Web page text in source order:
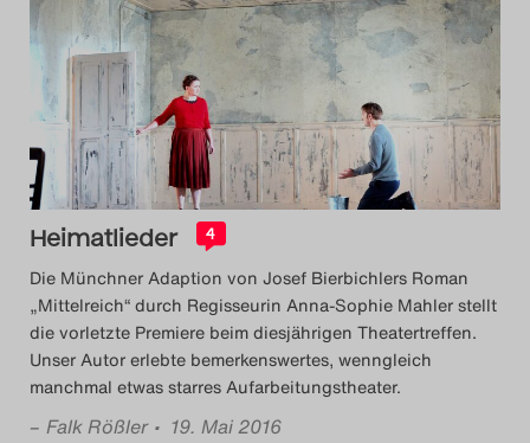
Archiv
Impressum
Nutzungsbedingungen
Search
Heimatlieder 4
Die Münchner Adaption von Josef Bierbichlers Roman
„Mittelreich“ durch Regisseurin Anna-Sophie Mahler stellt
die vorletzte Premiere beim diesjährigen Theatertreffen.
Unser Autor erlebte bemerkenswertes, wenngleich
manchmal etwas starres Aufarbeitungstheater.
– Falk Rößler • 19. Mai 2016